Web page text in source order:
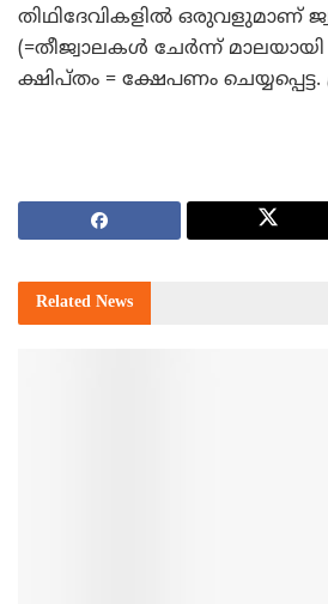
തിഥിദേവികളില്‍ ഒരുവളുമാണ്
(=തീജ്വാലകള്‍ ചേര്‍ന്ന്
ക്ഷിപ്തം = ക്ഷേപണം
Related News